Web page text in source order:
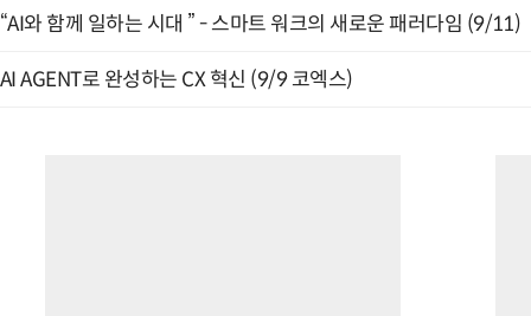
“AI와 함께 일하는 시대 ” - 스마트 워크의 새로운 패러다임 (9/11)
AI AGENT로 완성하는 CX 혁신 (9/9 코엑스)